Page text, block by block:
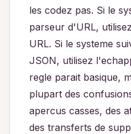
les codez pas. Si le
parseur d'URL,
URL. Si le systeme
JSON, utilisez
regle parait basique,
plupart des
apercus casses, des
des transferts de